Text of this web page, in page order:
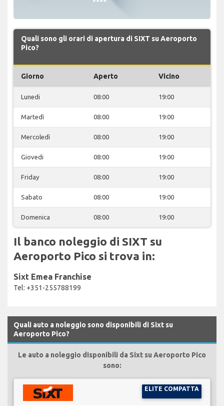
Quali sono gli orari di apertura di SIXT su Aeroporto
Pico?
Giorno Aperto Vicino
Lunedi 08:00 19:00
Martedì 08:00 19:00
Mercoledì 08:00 19:00
Giovedi 08:00 19:00
Friday 08:00 19:00
Sabato 08:00 19:00
Domenica 08:00 19:00
Il banco noleggio di SIXT su
Aeroporto Pico si trova in:
Sixt Emea Franchise
Tel: +351-255788199
Quali auto a noleggio sono disponibili di Sixt su
Aeroporto Pico?
Le auto a noleggio disponibili da Sixt su Aeroporto Pico
sono:
ELITE COMPATTA